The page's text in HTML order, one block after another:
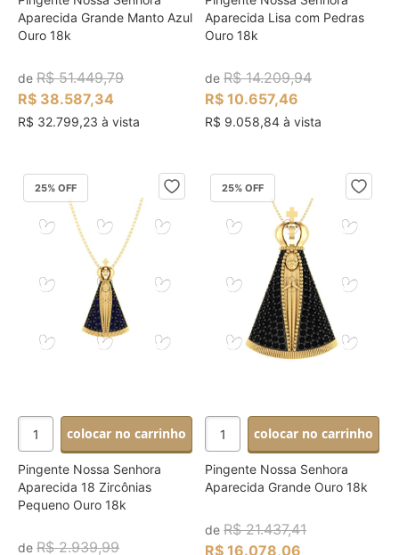
Aparecida Grande Manto Azul
Ouro 18k
de R$ 51.449,79
R$ 38.587,34
R$ 32.799,23 à vista
Aparecida Lisa com Pedras
Ouro 18k
deR$ 14.209,94
R$ 10.657,46
R$ 9.058,84 à vista
25% OFF
colocar no carrinho
Pingente Nossa Senhora
Aparecida 18 Zircônias
Pequeno Ouro 18k
de R$ 2.939,99
25% OFF
colocar no carrinho
Pingente Nossa Senhora
Aparecida Grande Ouro 18k
deR$ 21.437,41
R$ 16.078,06